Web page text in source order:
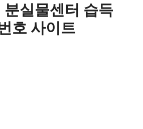
분실물센터 습득
호 사이트